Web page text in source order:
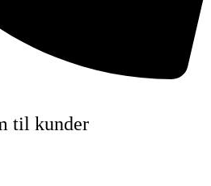
til kunder